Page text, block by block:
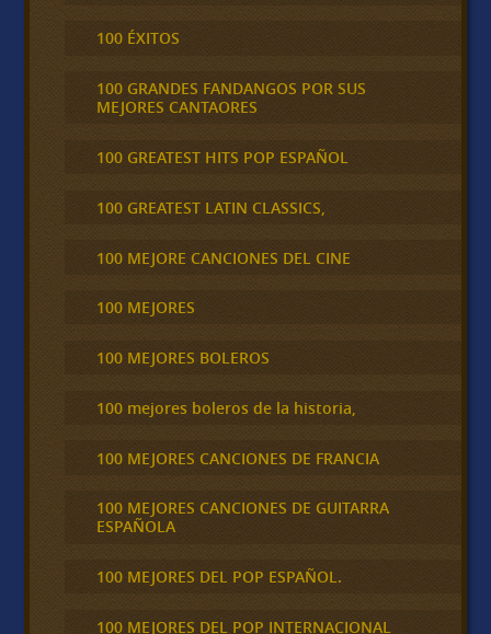
100 ÉXITOS
100 GRANDES FANDANGOS POR SUS
MEJORES CANTAORES
100 GREATEST HITS POP ESPAÑOL
100 GREATEST LATIN CLASSICS,
100 MEJORE CANCIONES DEL CINE
100 MEJORES
100 MEJORES BOLEROS
100 mejores boleros de la historia,
100 MEJORES CANCIONES DE FRANCIA
100 MEJORES CANCIONES DE GUITARRA
ESPAÑOLA
100 MEJORES DEL POP ESPAÑOL.
100 MEJORES DEL POP INTERNACIONAL